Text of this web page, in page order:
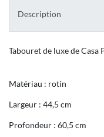
Description
Tabouret de luxe de Casa
Matériau : rotin
Largeur : 44,5 cm
Profondeur : 60,5 cm